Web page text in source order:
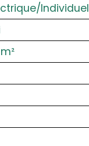
Individuel
m²